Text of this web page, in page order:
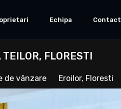
Echipa Contact
FLORESTI
de vânzare Eroilor, Floresti